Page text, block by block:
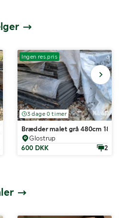
F300-B med fleksibel
Ingen res.pris
3 dage 0 timer
Brædder malet grå 480cm 180
Glostrup
600 DKK
2